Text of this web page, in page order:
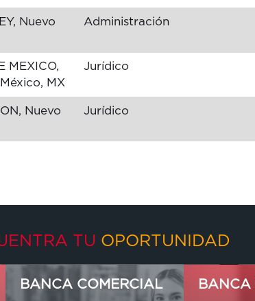
Nuevo
Administración
MEXICO,
MX
Jurídico
Nuevo
Jurídico
TU OPORTUNIDAD
BANCA COMERCIAL BANCA